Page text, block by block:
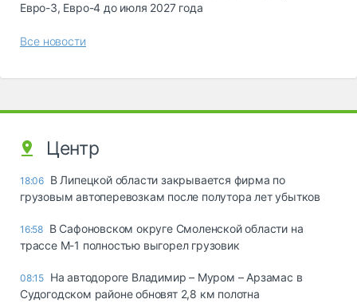
Евро-3, Евро-4 до июля 2027 года
Все новости
Центр
18:06 В Липецкой области закрывается фирма по
грузовым автоперевозкам после полутора лет убытков
16:58 В Сафоновском округе Смоленской области на
трассе М-1 полностью выгорел грузовик
08:15 На автодороге Владимир – Муром – Арзамас в
Судогодском районе обновят 2,8 км полотна